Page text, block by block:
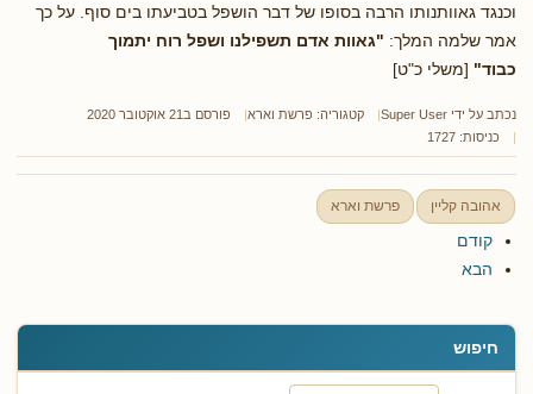
חיפוש
וכנגד גאוותנותו הרבה בסופו של דבר הושפל בטביעתו בים סוף. על כך
אמר שלמה המלך: "גאוות אדם תשפילנו ושפל רוח יתמוך
כבוד" [משלי כ"ט]
נכתב על ידי Super User קטגוריה: פרשת וארא
פורסם ב21 אוקטובר 2020
כניסות: 1727
אהובה קליין פרשת וארא
קודם
הבא